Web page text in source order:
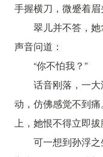
手握横刀，微蹙着
翠儿并不答，
声音问道：
“你不怕我？”
话音刚落，一
动，仿佛感觉不到
上，她恨不得立即
可一想到孙浮